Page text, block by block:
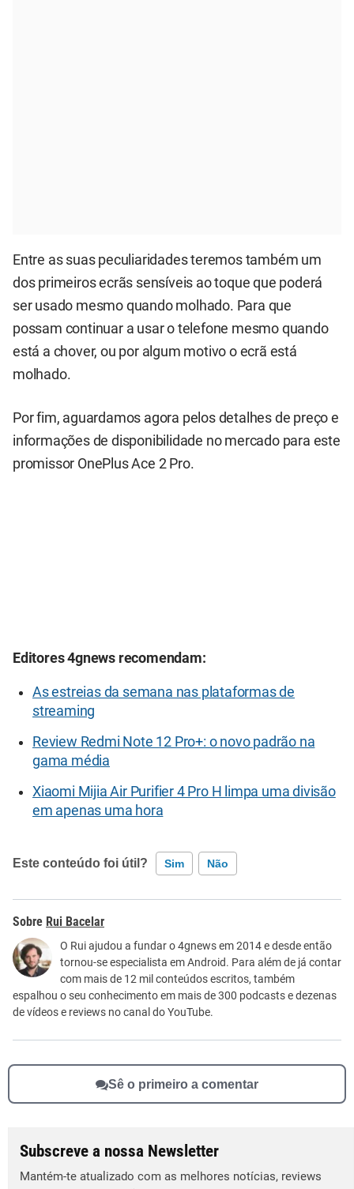
Entre as suas peculiaridades teremos também um
dos primeiros ecrãs sensíveis ao toque que poderá
ser usado mesmo quando molhado. Para que
possam continuar a usar o telefone mesmo quando
está a chover, ou por algum motivo o ecrã está
molhado.
Por fim, aguardamos agora pelos detalhes de preço e
informações de disponibilidade no mercado para este
promissor OnePlus Ace 2 Pro.
Editores 4gnews recomendam:
As estreias da semana nas plataformas de
streaming
Review Redmi Note 12 Pro+: o novo padrão na
gama média
Xiaomi Mijia Air Purifier 4 Pro H limpa uma divisão
em apenas uma hora
Este conteúdo foi útil? Sim Não
Este conteúdo contém informação incorreta
Este conteúdo não tem a informação que procuro
Outro
Rui Bacelar
O Rui ajudou a fundar o 4gnews em 2014 e desde então
tornou-se especialista em Android. Para além de já contar
com mais de 12 mil conteúdos escritos, também
espalhou o seu conhecimento em mais de 300 podcasts e dezenas
de vídeos e reviews no canal do YouTube.
Sê o primeiro a comentar
Subscreve a nossa Newsletter
Mantém-te atualizado com as melhores notícias, reviews